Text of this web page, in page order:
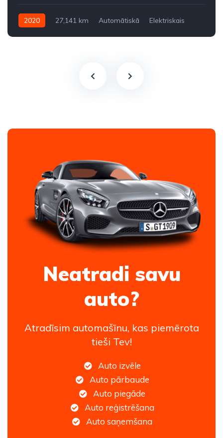
2020 27,141 km Automātiskā
Elektriskais
Neatradi savu
auto?
Atradīsim automašīnu, kas piemērota
tieši Tev!
Auto izvēle
Auto pārbaude
Auto piegāde
Auto reģistrēšana
Auto saņemšana